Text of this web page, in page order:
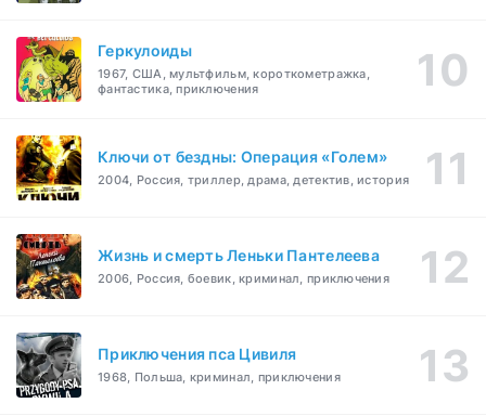
Геркулоиды
1967, США, мультфильм, короткометражка,
фантастика, приключения
Ключи от бездны: Операция «Голем»
2004, Россия, триллер, драма, детектив, история
Жизнь и смерть Леньки Пантелеева
2006, Россия, боевик, криминал, приключения
Приключения пса Цивиля
1968, Польша, криминал, приключения